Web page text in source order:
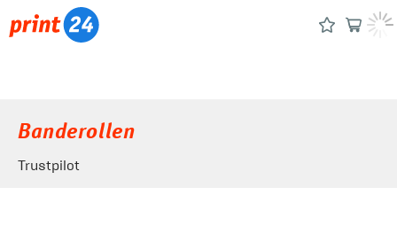
Banderollen
Trustpilot